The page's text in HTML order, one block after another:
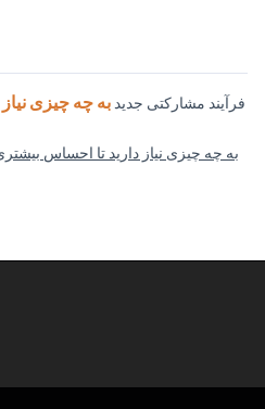
فرآیند مشارکتی جدیدبه چه چیزی
به چه چیزی نیاز دارید تا احساس